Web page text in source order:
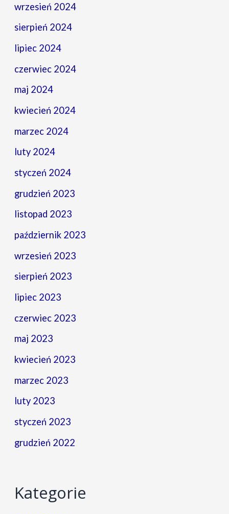
wrzesień 2024
sierpień 2024
lipiec 2024
czerwiec 2024
maj 2024
kwiecień 2024
marzec 2024
luty 2024
styczeń 2024
grudzień 2023
listopad 2023
październik 2023
wrzesień 2023
sierpień 2023
lipiec 2023
czerwiec 2023
maj 2023
kwiecień 2023
marzec 2023
luty 2023
styczeń 2023
grudzień 2022
Kategorie